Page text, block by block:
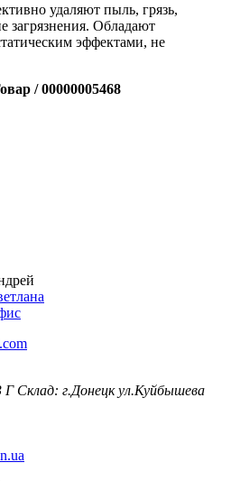
удаляют пыль, грязь,
загрязнения. Обладают
эффектами, не
/ 00000005468
Г Склад: г.Донецк ул.Куйбышева